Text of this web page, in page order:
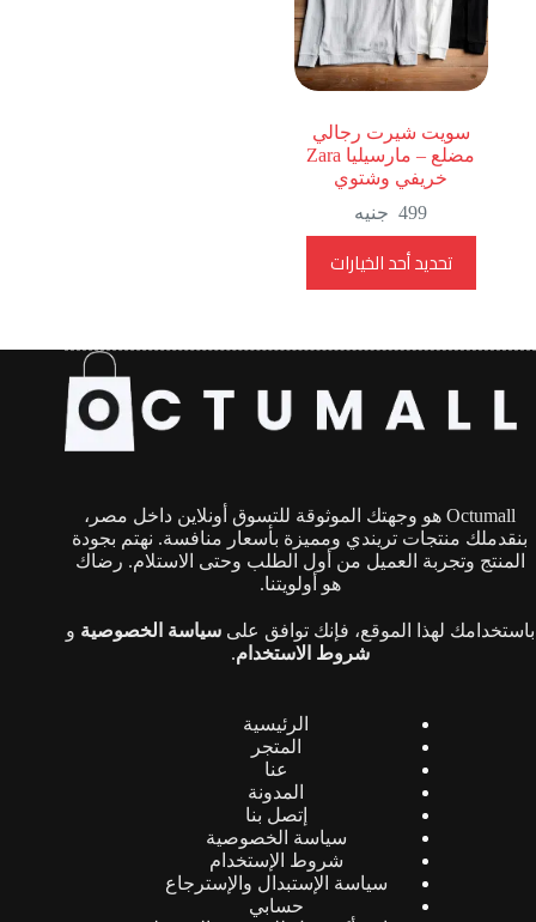
سويت شيرت رجالي
مضلع – مارسيليا Zara
خريفي وشتوي
499 جنيه
تحديد أحد الخيارات
العديد
من
يمكن
اختيار
المنتج
Octumall هو وجهتك الموثوقة للتسوق أونلاين داخل مصر،
بنقدملك منتجات تريندي ومميزة بأسعار منافسة. نهتم بجودة
المنتج وتجربة العميل من أول الطلب وحتى الاستلام. رضاك
هو أولويتنا.
باستخدامك لهذا الموقع، فإنك توافق علىسياسة الخصوصية و
شروط الاستخدام.
الرئيسية
المتجر
عنا
المدونة
إتصل بنا
سياسة الخصوصية
شروط الإستخدام
سياسة الإستبدال والإسترجاع
حسابي